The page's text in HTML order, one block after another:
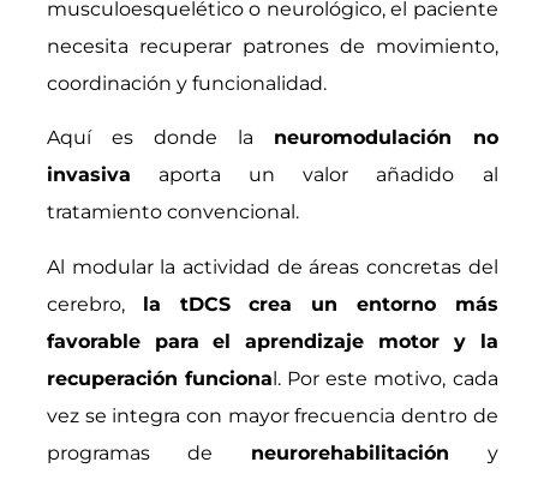
musculoesquelético o neurológico, el paciente
necesita recuperar patrones de movimiento,
coordinación y funcionalidad.
Aquí es donde la neuromodulación no
invasiva aporta un valor añadido al
tratamiento convencional.
Al modular la actividad de áreas concretas del
cerebro, la tDCS crea un entorno más
favorable para el aprendizaje motor y la
recuperación funcional. Por este motivo, cada
vez se integra con mayor frecuencia dentro de
programas de neurorehabilitación y